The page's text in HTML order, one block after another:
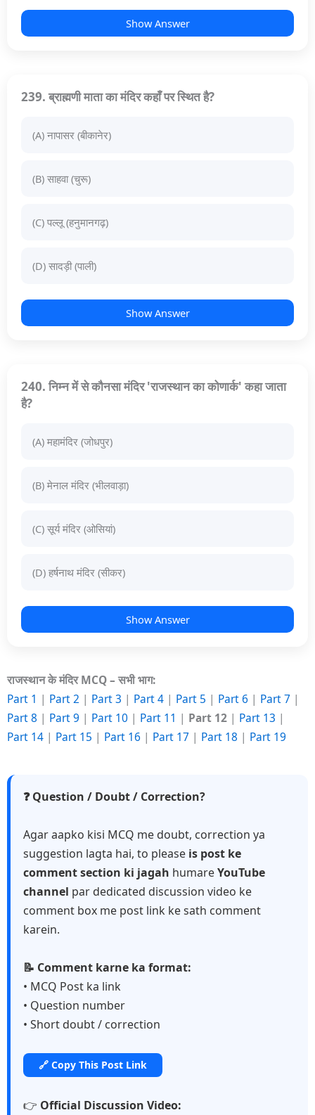
Show Answer
239. ब्राह्मणी माता का मंदिर कहाँ पर स्थित है?
(A) नापासर (बीकानेर)
(B) साहवा (चुरू)
(C) पल्लू (हनुमानगढ़)
(D) सादड़ी (पाली)
Show Answer
240. निम्न में से कौनसा मंदिर 'राजस्थान का कोणार्क' कहा जाता
है?
(A) महामंदिर (जोधपुर)
(B) मेनाल मंदिर (भीलवाड़ा)
(C) सूर्य मंदिर (ओसियां)
(D) हर्षनाथ मंदिर (सीकर)
Show Answer
राजस्थान के मंदिर MCQ – सभी भाग:
Part 1 | Part 2 | Part 3 | Part 4 | Part 5 | Part 6 | Part 7 |
Part 8 | Part 9 | Part 10 | Part 11 | Part 12 | Part 13 |
Part 14 | Part 15 | Part 16 | Part 17 | Part 18 | Part 19
❓ Question / Doubt / Correction?
Agar aapko kisi MCQ me doubt, correction ya
suggestion lagta hai, to please is post ke
comment section ki jagah humareYouTube
channel par dedicated discussion video ke
comment box me post link ke sath comment
karein.
📝 Comment karne ka format:
• MCQ Post ka link
• Question number
• Short doubt / correction
🔗 Copy This Post Link
👉 Official Discussion Video: